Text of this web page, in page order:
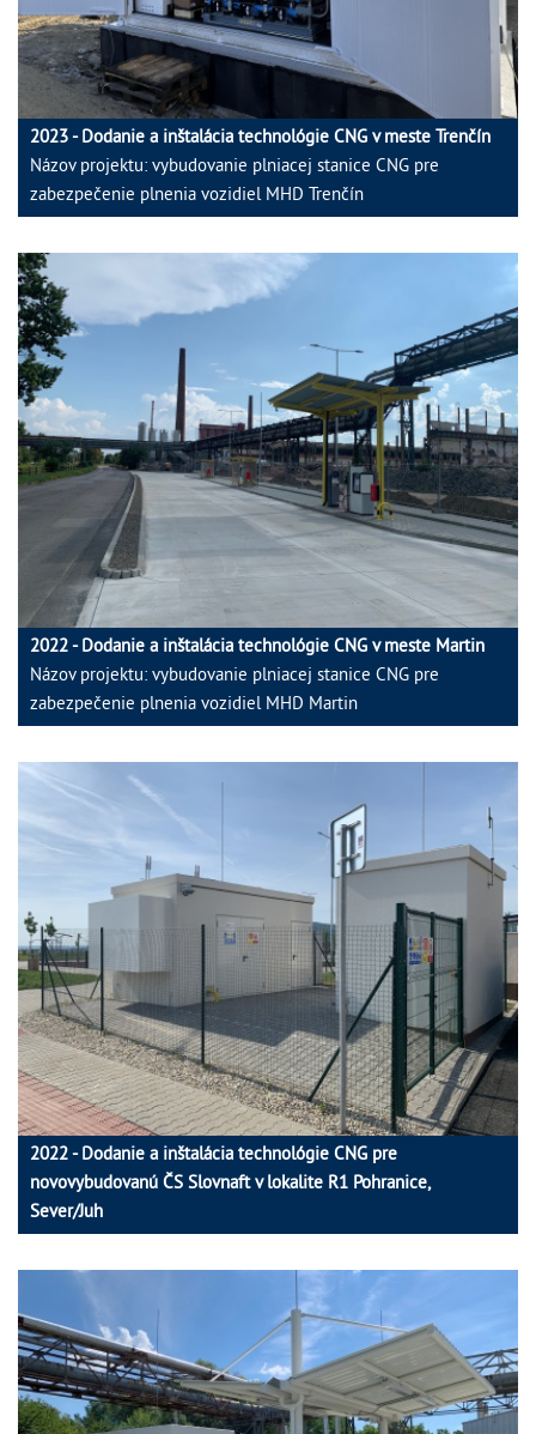
2023 - Dodanie a inštalácia technológie CNG v meste Trenčín
Názov projektu: vybudovanie plniacej stanice CNG pre
zabezpečenie plnenia vozidiel MHD Trenčín
2022 - Dodanie a inštalácia technológie CNG v meste Martin
Názov projektu: vybudovanie plniacej stanice CNG pre
zabezpečenie plnenia vozidiel MHD Martin
2022 - Dodanie a inštalácia technológie CNG pre
novovybudovanú ČS Slovnaft v lokalite R1 Pohranice,
Sever/Juh